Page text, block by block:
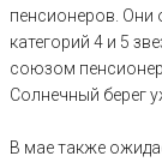
пенсионеров. Они
категорий 4 и 5
союзом
Солнечный берег
В мае также